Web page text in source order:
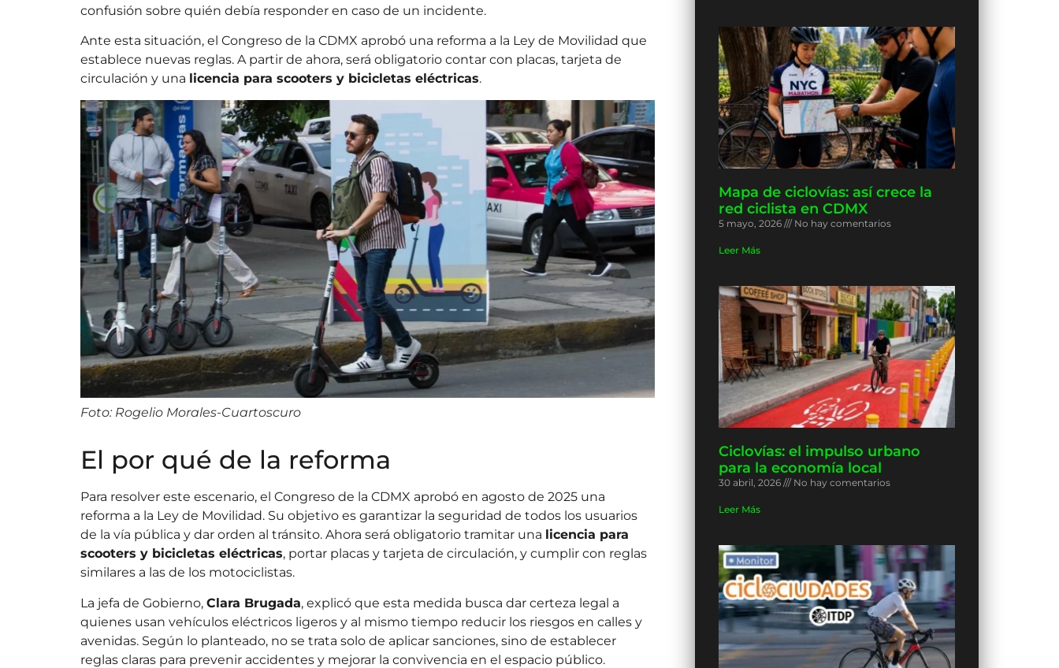
confusión sobre quién debía responder en caso de un incidente.
Ante esta situación, el Congreso de la CDMX aprobó una reforma a la Ley de Movilidad que
establece nuevas reglas. A partir de ahora, será obligatorio contar con placas, tarjeta de
circulación y una licencia para scooters y bicicletas eléctricas.
Foto: Rogelio Morales-Cuartoscuro
El por qué de la reforma
Para resolver este escenario, el Congreso de la CDMX aprobó en agosto de 2025 una
reforma a la Ley de Movilidad. Su objetivo es garantizar la seguridad de todos los usuarios
de la vía pública y dar orden al tránsito. Ahora será obligatorio tramitar una licencia para
scooters y bicicletas eléctricas, portar placas y tarjeta de circulación, y cumplir con reglas
similares a las de los motociclistas.
La jefa de Gobierno, Clara Brugada, explicó que esta medida busca dar certeza legal a
quienes usan vehículos eléctricos ligeros y al mismo tiempo reducir los riesgos en calles y
avenidas. Según lo planteado, no se trata solo de aplicar sanciones, sino de establecer
reglas claras para prevenir accidentes y mejorar la convivencia en el espacio público.
Mapa de ciclovías: así crece la
red ciclista en CDMX
5 mayo, 2026 No hay comentarios
Leer Más
Ciclovías: el impulso urbano
para la economía local
30 abril, 2026 No hay comentarios
Leer Más